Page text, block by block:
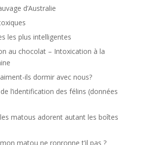
d’Australie
les plus intelligentes
au chocolat – Intoxication à la
ils dormir avec nous?
l’identification des félins (données
matous adorent autant les boîtes
matou ne ronronne t’il pas ?